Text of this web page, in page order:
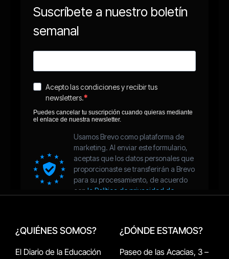
¿QUIÉNES SOMOS?
El Diario de la Educación
¿DÓNDE ESTAMOS?
Paseo de las Acacias, 3 –